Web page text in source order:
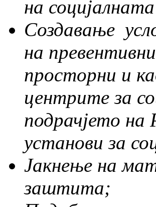
на
Создавање
на
просторни и
центрите за
подрачјето на
установи за
Јакнење на
заштита;